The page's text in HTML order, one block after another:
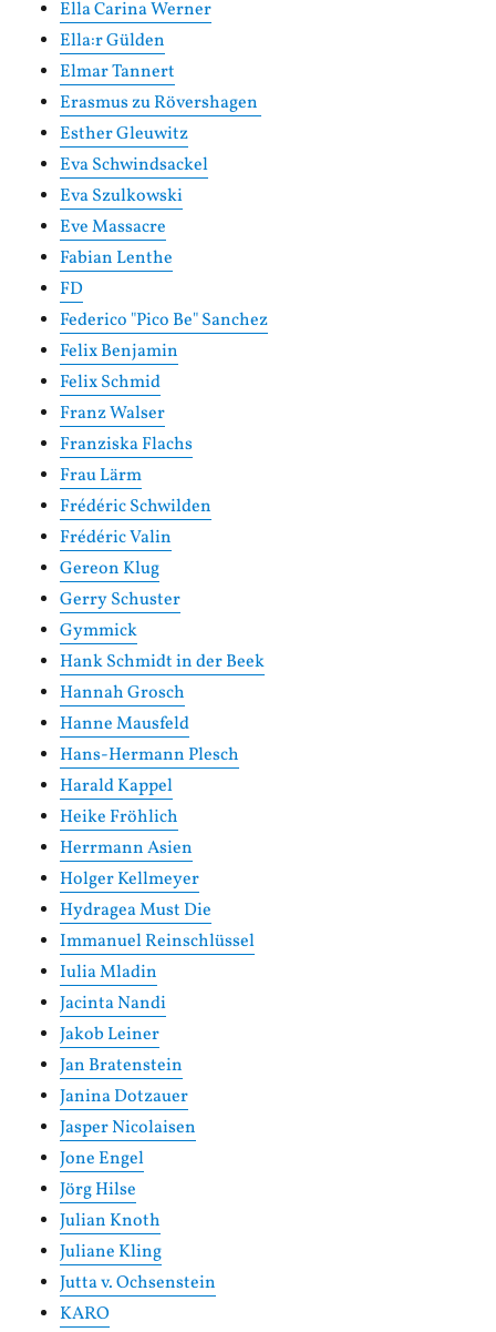
Ella Carina Werner
Ella:r Gülden
Elmar Tannert
Erasmus zu Rövershagen
Esther Gleuwitz
Eva Schwindsackel
Eva Szulkowski
Eve Massacre
Fabian Lenthe
FD
Federico "Pico Be" Sanchez
Felix Benjamin
Felix Schmid
Franz Walser
Franziska Flachs
Frau Lärm
Frédéric Schwilden
Frédéric Valin
Gereon Klug
Gerry Schuster
Gymmick
Hank Schmidt in der Beek
Hannah Grosch
Hanne Mausfeld
Hans-Hermann Plesch
Harald Kappel
Heike Fröhlich
Herrmann Asien
Holger Kellmeyer
Hydragea Must Die
Immanuel Reinschlüssel
Iulia Mladin
Jacinta Nandi
Jakob Leiner
Jan Bratenstein
Janina Dotzauer
Jasper Nicolaisen
Jone Engel
Jörg Hilse
Julian Knoth
Juliane Kling
Jutta v. Ochsenstein
KARO